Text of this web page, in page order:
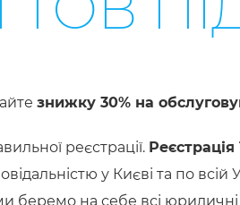
знижку 30% на
реєстрації.
у Києві та по
беремо на себе всі юридичні